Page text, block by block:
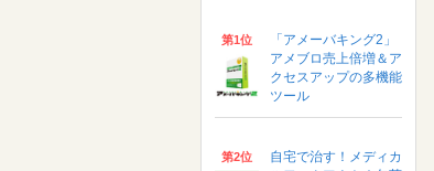
第1位
「アメーバキング2」
アメブロ売上倍増＆ア
クセスアップの多機能
ツール
第2位
自宅で治す！メディカ